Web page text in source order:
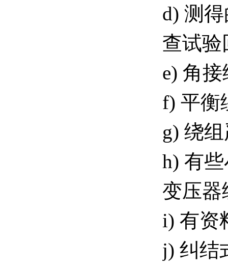
d) 测
查试验
e) 角
f) 平衡
g) 绕
h) 有
变压器
i) 有资
j) 纠结